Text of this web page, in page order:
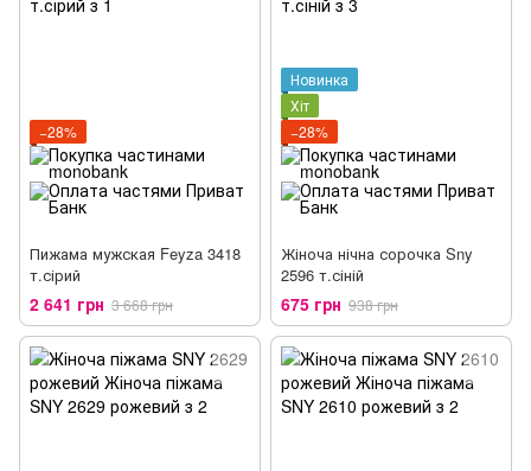
−28%
Пижама мужская Feyza 3418
т.сірий
2 641 грн 3 668 грн
Новинка
Хіт
−28%
Жіноча нічна сорочка Sny
2596 т.сіній
675 грн 938 грн